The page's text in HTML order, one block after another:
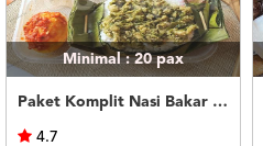
Minimal : 20pax
Paket Komplit Nasi Bakar Ayam Cabe Ijo
4.7